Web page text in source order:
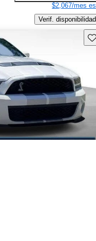
$2,067/mes
Verif. disponibilidad